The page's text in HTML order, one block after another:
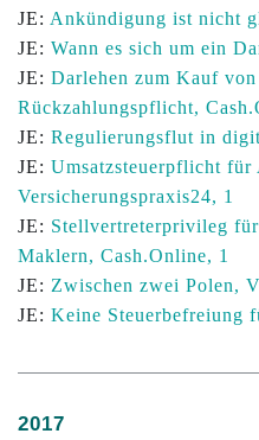
JE: Ankündigung ist nicht
JE: Wann es sich um ein
JE: Darlehen zum Kauf
Rückzahlungspflicht,
JE: Regulierungsflut in
JE: Umsatzsteuerpflicht für
Versicherungspraxis24, 1
JE: Stellvertreterprivileg
Maklern, Cash.Online, 1
JE: Zwischen zwei Polen,
JE: Keine Steuerbefreiung
2017